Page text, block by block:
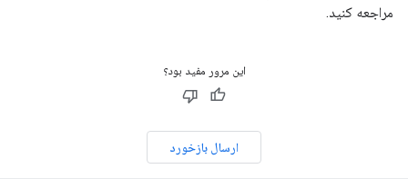
مراجعه کنید.
این مرور مفید بود؟
ارسال بازخورد